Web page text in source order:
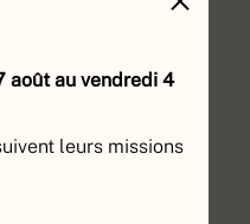
août au vendredi 4
leurs missions